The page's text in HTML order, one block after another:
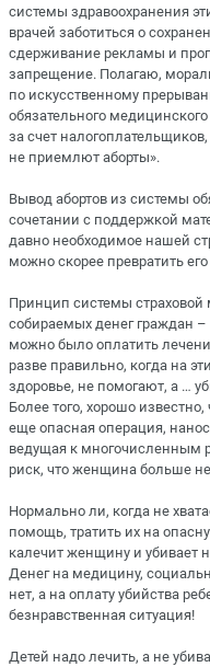
системы здравоохранения
врачей заботиться о
сдерживание рекламы и
запрещение. Полагаю,
по искусственному
обязательного
за счет
не приемлют аборты».
Вывод абортов из системы
сочетании с поддержкой
давно необходимое нашей
можно скорее превратить
Принцип системы
собираемых денег граждан
можно было оплатить
разве правильно, когда на
здоровье, не помогают, а …
Более того, хорошо
еще опасная операция,
ведущая к многочисленным
риск, что женщина больше
Нормально ли, когда не
помощь, тратить их на
калечит женщину и убивает
Денег на медицину,
нет, а на оплату убийства
безнравственная ситуация!
Детей надо лечить, а не